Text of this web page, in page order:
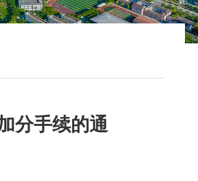
分手续的通